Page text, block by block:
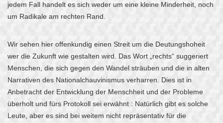
jedem Fall handelt es sich weder um eine kleine Minderheit, noch
um Radikale am rechten Rand.
Wir sehen hier offenkundig einen Streit um die Deutungshoheit
wer die Zukunft wie gestalten wird. Das Wort „rechts“ suggeriert
Menschen, die sich gegen den Wandel sträuben und die in alten
Narrativen des Nationalchauvinismus verharren. Dies ist in
Anbetracht der Entwicklung der Menschheit und der Probleme
überholt und fürs Protokoll sei erwähnt : Natürlich gibt es solche
Leute, aber es sind bei weitem nicht repräsentativ für die